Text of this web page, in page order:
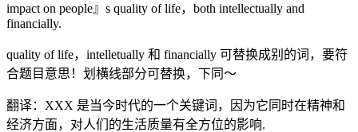
impact on people』s quality of life，both intellectually and
financially.
quality of life，intelletually 和 financially 可替换成别的词，要符
合题目意思！划横线部分可替换，下同～
翻译：XXX 是当今时代的一个关键词，因为它同时在精神和
经济方面，对人们的生活质量有全方位的影响.